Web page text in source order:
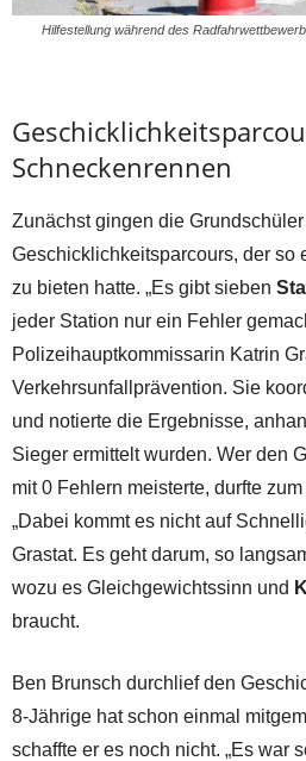
Hilfestellung während des
Schneckenrennen
Zunächst gingen die
Geschicklichkeitsparcours, der so
zu bieten hatte. „Es gibt sieben
jeder Station nur ein Fehler
Polizeihauptkommissarin Katrin
Verkehrsunfallprävention. Sie
und notierte die Ergebnisse,
Sieger ermittelt wurden. Wer den
mit 0 Fehlern meisterte, durfte
„Dabei kommt es nicht auf
Grastat. Es geht darum, so
wozu es Gleichgewichtssinn und
braucht.
Ben Brunsch durchlief den
8-Jährige hat schon einmal
schaffte er es noch nicht. „Es war